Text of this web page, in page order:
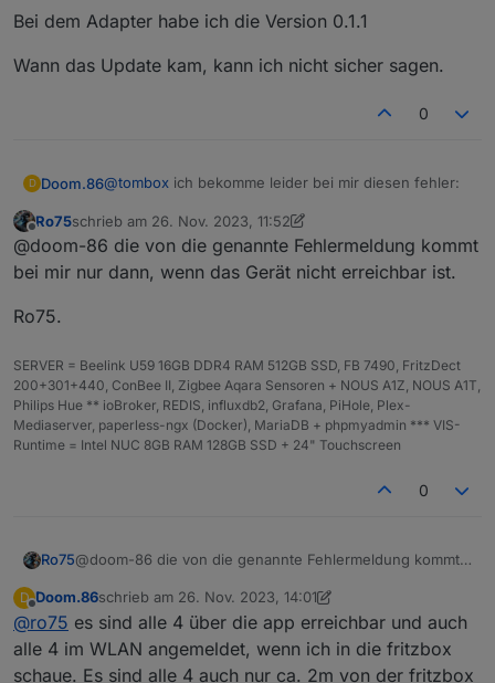
7_Build_230823_Rel.55314n_up_boot-
signed_1694588926711.bin
7_Build_230823_Rel.55314n_up_boot-
http://download.tplinkcloud.com/Tapo_C210v2_en_1.3.
http://download.tplinkcloud.com/Tapo_C210v2_en_1.3.
signed_1695700455312.bin
http://download.tplinkcloud.com/Tapo_C210v2_en_1.3.
7_Build_230823_Rel.55314n_up_boot-
signed_1696901068257.bin
http://download.tplinkcloud.com/Tapo_C210v2_en_1.3.
7_Build_230823_Rel.55314n_up_boot-
signed_1697008041834.bin
http://download.tplinkcloud.com/Tapo_C210v2_en_1.3.
7_Build_230823_Rel.55314n_up_boot-
http://download.tplinkcloud.com/Tapo_C210v2_en_1.3.
http://download.tplinkcloud.com/Tapo_C210v2_en_1.3.
signed_1697438277951.bin
http://download.tplinkcloud.com/Tapo_C210v2_en_1.3.
7_Build_230823_Rel.55314n_up_boot-
signed_1697442790097.bin
Bei dem Adapter habe ich die Version 0.1.1
Wann das Update kam, kann ich nicht sicher sagen.
0
D Doom.86@tombox ich bekomme leider bei mir diesen fehler:
Das Problem habe ich bei 3 meiner P110. Leider hatte
ich nicht aufgepasst und diese haben ein
Offline
Ro75schrieb am 26. Nov. 2023, 11:52
zuletzt editiert von Ro75
@doom-86 die von die genannte Fehlermeldung kommt
bei mir nur dann, wenn das Gerät nicht erreichbar ist.
Ro75.
SERVER = Beelink U59 16GB DDR4 RAM 512GB SSD, FB 7490, FritzDect
200+301+440, ConBee II, Zigbee Aqara Sensoren + NOUS A1Z, NOUS A1T,
Philips Hue ** ioBroker, REDIS, influxdb2, Grafana, PiHole, Plex-
Mediaserver, paperless-ngx (Docker), MariaDB + phpmyadmin *** VIS-
Runtime = Intel NUC 8GB RAM 128GB SSD + 24" Touchscreen
0
Ro75@doom-86 die von die genannte Fehlermeldung kommt
Ro75.
D
Offline
Doom.86schrieb am 26. Nov. 2023, 14:01
zuletzt editiert von Doom.86
@ro75 es sind alle 4 über die app erreichbar und auch
alle 4 im WLAN angemeldet, wenn ich in die fritzbox
schaue. Es sind alle 4 auch nur ca. 2m von der fritzbox